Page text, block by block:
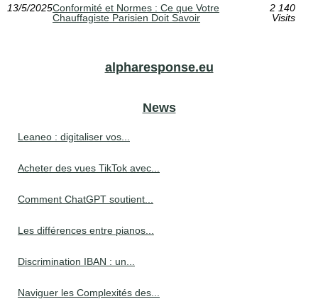
13/5/2025Conformité et Normes : Ce que Votre
Chauffagiste Parisien Doit Savoir
2 140
Visits
alpharesponse.eu
News
Leaneo : digitaliser vos...
Acheter des vues TikTok avec...
Comment ChatGPT soutient...
Les différences entre pianos...
Discrimination IBAN : un...
Naviguer les Complexités des...